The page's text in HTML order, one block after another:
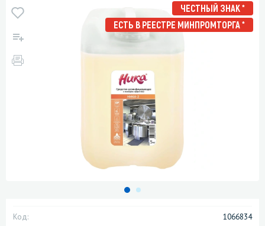
ЧЕСТНЫЙ ЗНАК *
ЕСТЬ В РЕЕСТРЕ МИНПРОМТОРГА *
Код: 1066834